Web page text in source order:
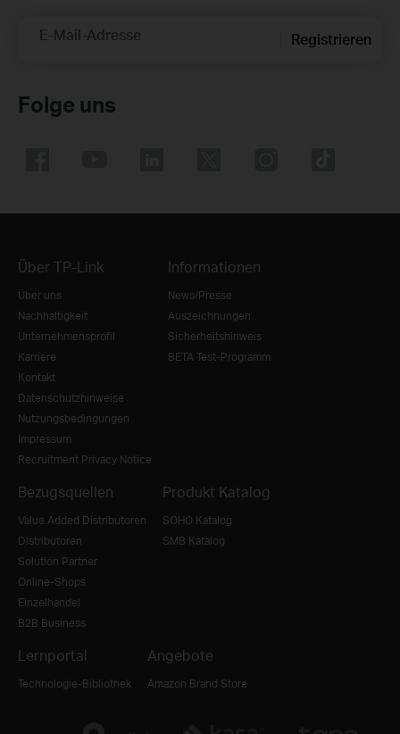
E-Mail-Adresse Registrieren
Folge uns
Über TP-Link
Über uns
Nachhaltigkeit
Unternehmensprofil
Karriere
Kontakt
Datenschutzhinweise
Nutzungsbedingungen
Impressum
Recruitment Privacy Notice
Informationen
News/Presse
Auszeichnungen
Sicherheitshinweis
BETA Test-Programm
Bezugsquellen
Value Added Distributoren
Distributoren
Solution Partner
Online-Shops
Einzelhandel
B2B Business
Produkt Katalog
SOHO Katalog
SMB Katalog
Lernportal
Technologie-Bibliothek
Angebote
Amazon Brand Store